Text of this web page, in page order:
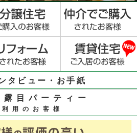
タビュー・お手紙
露目パーティー
利用のお客様